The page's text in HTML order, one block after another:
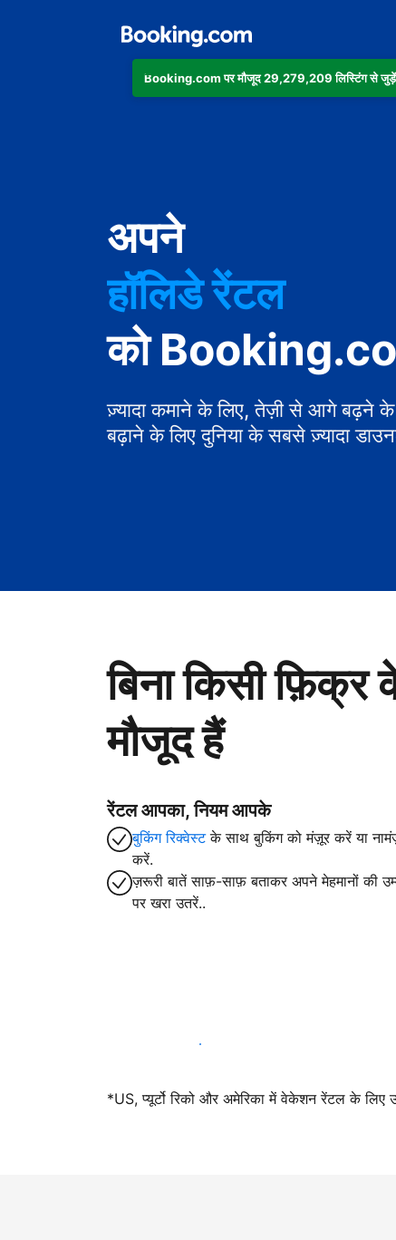
Booking.com पर मौजूद 29,279,209 लिस्टिंग से जुड़ें
अपने
होटल
हॉलिडे रेंटल
गेस्ट हाउस
बेड एंड ब्रेकफ़ास्ट
को
ज़्यादा कमाने के लिए, तेज़ी से आगे बढ़ने के
बढ़ाने के लिए दुनिया के सबसे ज़्यादा
बिना किसी
मौजूद हैं
रेंटल आपका, नियम आपके
बुकिंग रिक्वेस्टके साथ बुकिंग को मंज़ूर करें या
करें.
ज़रूरी बातें साफ़-साफ़ बताकर अपने मेहमानों की
पर खरा उतरें..
आज ही हमारे साथ मेजबानी करें
*US, प्यूर्टो रिको और अमेरिका में वेकेशन रेंटल के लिए